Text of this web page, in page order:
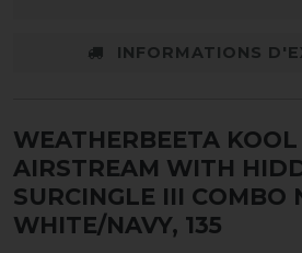
INFORMATIONS
WEATHERBEETA
AIRSTREAM WITH
SURCINGLE III COMBO
WHITE/NAVY, 135